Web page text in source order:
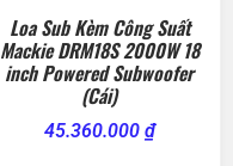
Loa Sub Kèm Công Suất
Mackie DRM18S 2000W 18
inch Powered Subwoofer
(Cái)
45.360.000 ₫